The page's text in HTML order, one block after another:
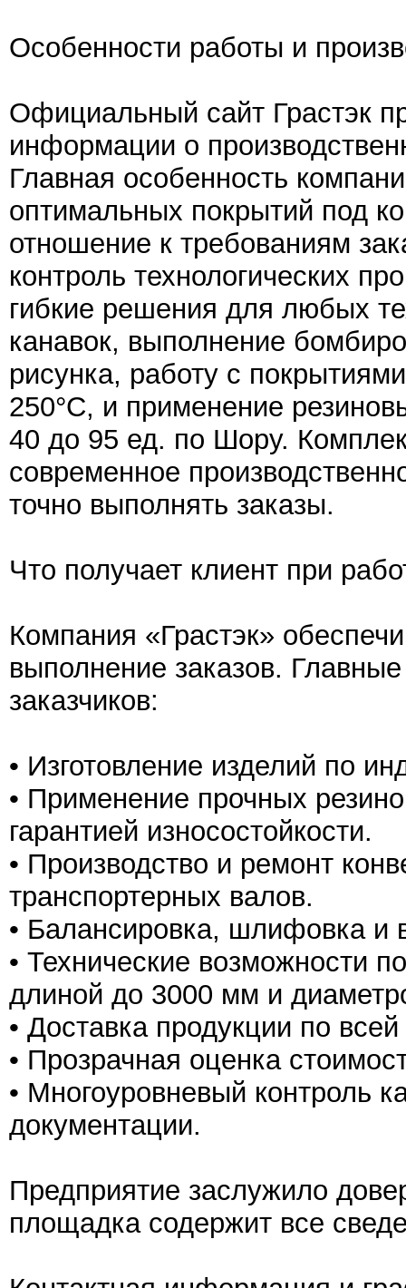
Особенности работы и
Официальный сайт Грастэк
информации о
Главная особенность
оптимальных покрытий под
отношение к требованиям
контроль технологических
гибкие решения для любых
канавок, выполнение
рисунка, работу с
250°С, и применение
40 до 95 ед. по Шору.
современное
точно выполнять заказы.
Что получает клиент при
Компания «Грастэк»
выполнение заказов.
заказчиков:
• Изготовление изделий по
• Применение прочных
гарантией износостойкости.
• Производство и ремонт
транспортерных валов.
• Балансировка, шлифовка и
• Технические возможности
длиной до 3000 мм и
• Доставка продукции по
• Прозрачная оценка
• Многоуровневый контроль
документации.
Предприятие заслужило
площадка содержит все